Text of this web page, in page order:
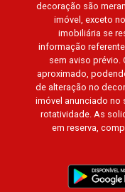
decoração são
imóvel, exceto
imobiliária se
informação
sem aviso prévio.
aproximado,
de alteração no
imóvel anunciado no
rotatividade. As
em reserva,